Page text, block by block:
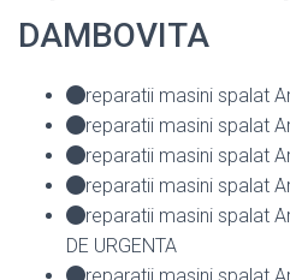
DAMBOVITA
reparatii masini spalat
reparatii masini spalat
reparatii masini spalat
reparatii masini spalat
reparatii masini spalat
DE URGENTA